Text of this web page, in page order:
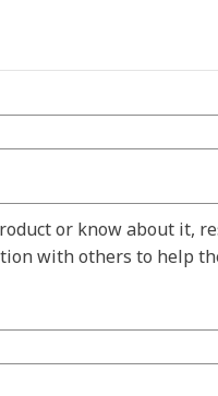
or know about it,
with others to help